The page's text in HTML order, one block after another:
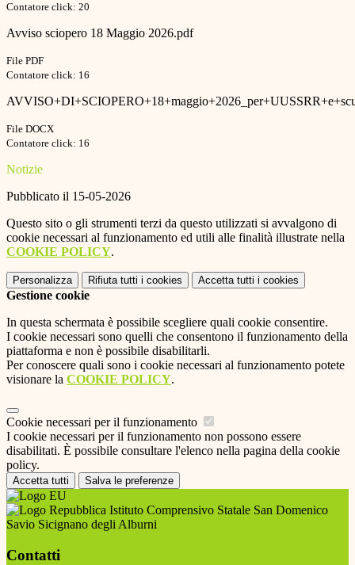
Contatore click: 20
Avviso sciopero 18 Maggio 2026.pdf
File PDF
Contatore click: 16
File DOCX
Contatore click: 16
Notizie
Pubblicato il 15-05-2026
Questo sito o gli strumenti terzi da questo utilizzati si avvalgono di
cookie necessari al funzionamento ed utili alle finalità illustrate nella
COOKIE POLICY.
Personalizza Rifiuta tutti i cookies Accetta tutti i cookies
Gestione cookie
In questa schermata è possibile scegliere quali cookie consentire.
I cookie necessari sono quelli che consentono il funzionamento della
piattaforma e non è possibile disabilitarli.
Per conoscere quali sono i cookie necessari al funzionamento potete
visionare la COOKIE POLICY.
Cookie necessari per il funzionamento
I cookie necessari per il funzionamento non possono essere
disabilitati. È possibile consultare l'elenco nella pagina della cookie
policy.
Accetta tutti Salva le preferenze
Istituto Comprensivo Statale San Domenico
Savio Sicignano degli Alburni
Contatti